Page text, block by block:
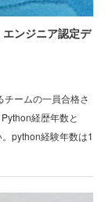
ンジニア認定デ
ームの一員合格さ
経歴年数と
python経験年数は1